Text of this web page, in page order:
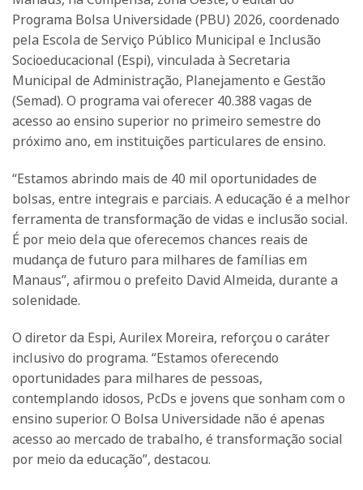
Programa Bolsa Universidade (PBU) 2026, coordenado
pela Escola de Serviço Público Municipal e Inclusão
Socioeducacional (Espi), vinculada à Secretaria
Municipal de Administração, Planejamento e Gestão
(Semad). O programa vai oferecer 40.388 vagas de
acesso ao ensino superior no primeiro semestre do
próximo ano, em instituições particulares de ensino.
“Estamos abrindo mais de 40 mil oportunidades de
bolsas, entre integrais e parciais. A educação é a melhor
ferramenta de transformação de vidas e inclusão social.
É por meio dela que oferecemos chances reais de
mudança de futuro para milhares de famílias em
Manaus”, afirmou o prefeito David Almeida, durante a
solenidade.
O diretor da Espi, Aurilex Moreira, reforçou o caráter
inclusivo do programa. “Estamos oferecendo
oportunidades para milhares de pessoas,
contemplando idosos, PcDs e jovens que sonham com o
ensino superior. O Bolsa Universidade não é apenas
acesso ao mercado de trabalho, é transformação social
por meio da educação”, destacou.